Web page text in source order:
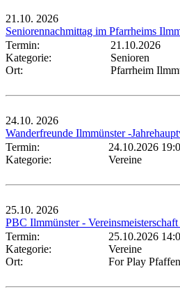
21.10. 2026
Seniorennachmittag im Pfarrheims
Termin:
21.10.2026
Kategorie:
Senioren
Ort:
Pfarrheim
24.10. 2026
Wanderfreunde Ilmmünster -
Termin:
24.10.2026
Kategorie:
Vereine
25.10. 2026
PBC Ilmmünster -
Termin:
25.10.2026
Kategorie:
Vereine
Ort:
For Play